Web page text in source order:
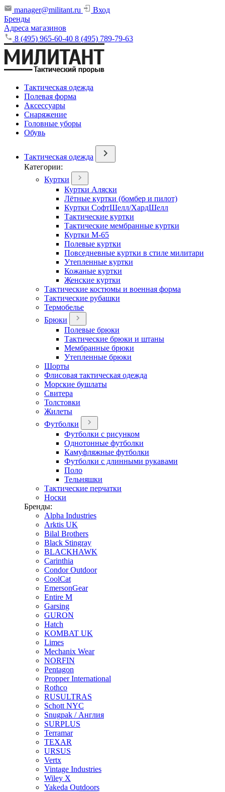
manager@militant.ru
Вход
Бренды
Адреса магазинов
8 (495) 965-60-40 8 (495) 789-79-63
Тактическая одежда
Полевая форма
Аксессуары
Снаряжение
Головные уборы
Обувь
Тактическая одежда
Категории:
Куртки
Куртки Аляски
Лётные куртки (бомбер и пилот)
Куртки СофтШелл/ХардШелл
Тактические куртки
Тактические мембранные куртки
Куртки М-65
Полевые куртки
Повседневные куртки в стиле милитари
Утепленные куртки
Кожаные куртки
Женские куртки
Тактические костюмы и военная форма
Тактические рубашки
Термобелье
Брюки
Полевые брюки
Тактические брюки и штаны
Мембранные брюки
Утепленные брюки
Шорты
Флисовая тактическая одежда
Морские бушлаты
Свитера
Толстовки
Жилеты
Футболки
Футболки с рисунком
Однотонные футболки
Камуфляжные футболки
Футболки с длинными рукавами
Поло
Тельняшки
Тактические перчатки
Носки
Бренды:
Alpha Industries
Arktis UK
Bilal Brothers
Black Stingray
BLACKHAWK
Carinthia
Condor Outdoor
CoolCat
EmersonGear
Entire M
Garsing
GURON
Hatch
KOMBAT UK
Limes
Mechanix Wear
NORFIN
Pentagon
Propper International
Rothco
RUSULTRAS
Schott NYC
Snugpak / Англия
SURPLUS
Terramar
TEXAR
URSUS
Vertx
Vintage Industries
Wiley X
Yakeda Outdoors